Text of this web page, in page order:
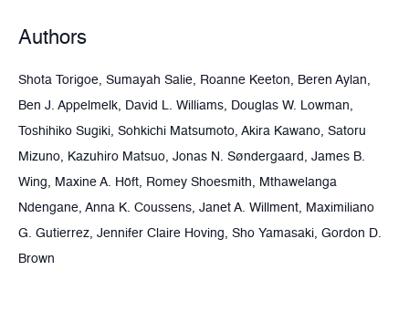
Authors
Shota Torigoe, Sumayah Salie, Roanne Keeton, Beren Aylan,
Ben J. Appelmelk, David L. Williams, Douglas W. Lowman,
Toshihiko Sugiki, Sohkichi Matsumoto, Akira Kawano, Satoru
Mizuno, Kazuhiro Matsuo, Jonas N. Søndergaard, James B.
Wing, Maxine A. Höft, Romey Shoesmith, Mthawelanga
Ndengane, Anna K. Coussens, Janet A. Willment, Maximiliano
G. Gutierrez, Jennifer Claire Hoving, Sho Yamasaki, Gordon D.
Brown